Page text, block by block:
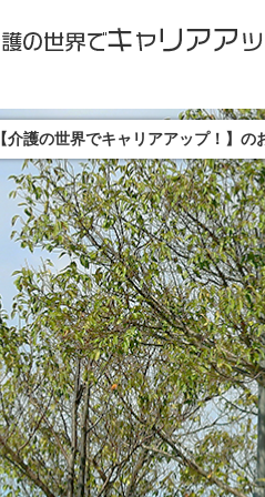
【介護の世界でキャリアアップ！】